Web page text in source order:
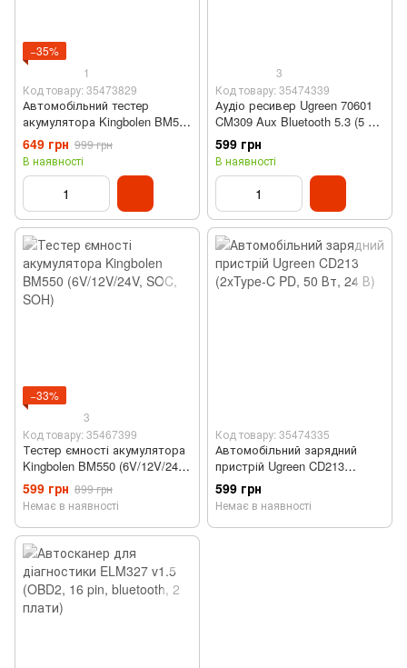
−35%
1
Код товару: 35473829
Автомобільний тестер
акумулятора Kingbolen BM560
(6/12 В, дисплей)
649 грн 999 грн
В наявності
3
Код товару: 35474339
Аудіо ресивер Ugreen 70601
CM309 Aux Bluetooth 5.3 (5 В,
USB 2.0, 3.5 мм)
599 грн
В наявності
−33%
3
Код товару: 35467399
Тестер ємності акумулятора
Kingbolen BM550 (6V/12V/24V,
SOC, SOH)
599 грн 899 грн
Немає в наявності
Код товару: 35474335
Автомобільний зарядний
пристрій Ugreen CD213
(2xType-C PD, 50 Вт, 24 В)
599 грн
Немає в наявності